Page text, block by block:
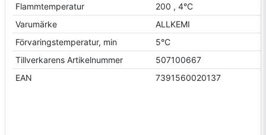
Flammtemperatur
200 , 4°C
Varumärke
ALLKEMI
Förvaringstemperatur, min
5°C
Tillverkarens Artikelnummer
507100667
EAN
7391560020137